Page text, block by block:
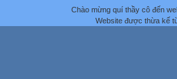
Chào mừng quí thầy cô đến
Website được thừa kế